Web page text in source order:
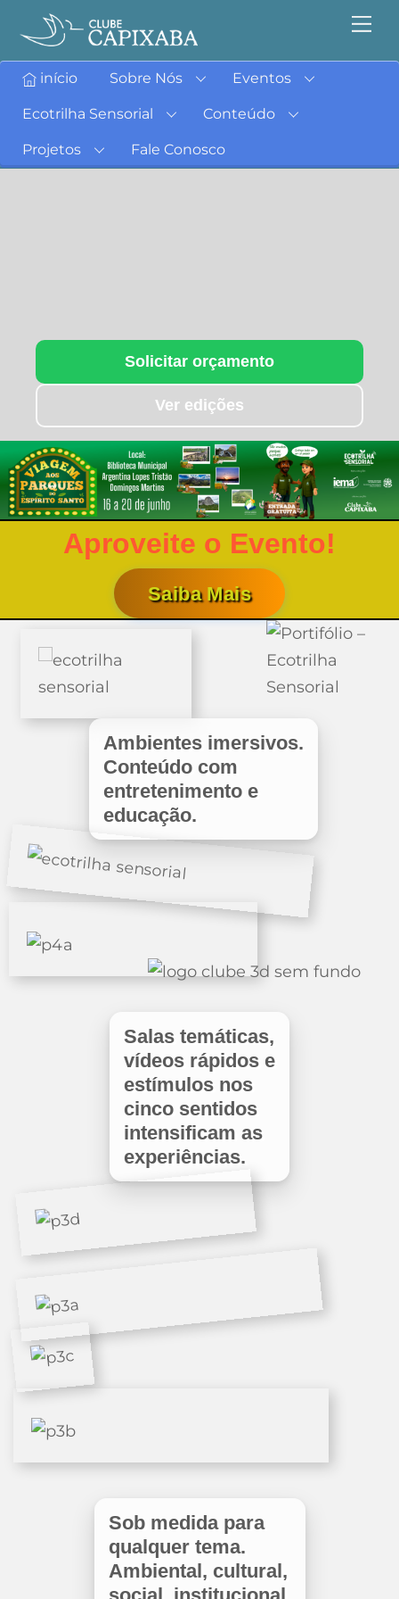
início Sobre Nós Eventos
Ecotrilha Sensorial Conteúdo
Projetos Fale Conosco
Solicitar orçamento
Ver edições
Aproveite o Evento!
Saiba Mais
Ambientes imersivos.
Conteúdo com
entretenimento e
educação.
Salas temáticas,
vídeos rápidos e
estímulos nos
cinco sentidos
intensificam as
experiências.
Sob medida para
qualquer tema.
Ambiental, cultural,